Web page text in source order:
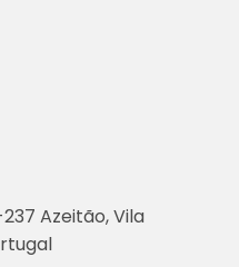
Azeitão, Vila